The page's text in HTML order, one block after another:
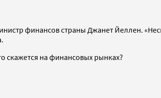
финансов страны Джанет Йеллен.
скажется на финансовых рынках?